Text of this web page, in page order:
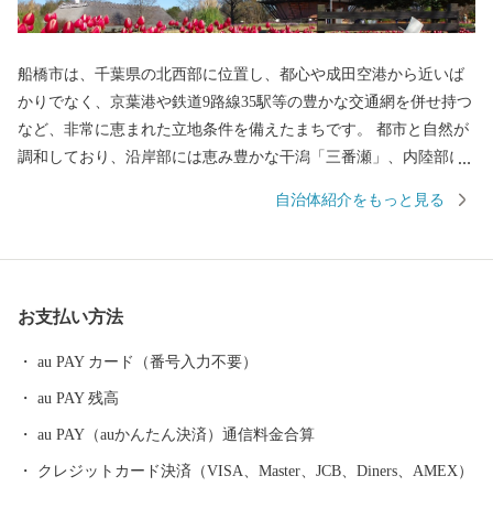
船橋市は、千葉県の北西部に位置し、都心や成田空港から近いば
かりでなく、京葉港や鉄道9路線35駅等の豊かな交通網を併せ持つ
など、非常に恵まれた立地条件を備えたまちです。 都市と自然が
調和しており、沿岸部には恵み豊かな干潟「三番瀬」、内陸部に
業、活発な文化・スポーツなど、全国有数のポテンシャルを秘め
口は約4万3千人でしたが、それから80年ほどの時を経て、約64万
自治体紹介をもっと見る
お支払い方法
au PAY カード（番号入力不要）
au PAY 残高
au PAY（auかんたん決済）通信料金合算
クレジットカード決済（VISA、Master、JCB、Diners、AMEX）